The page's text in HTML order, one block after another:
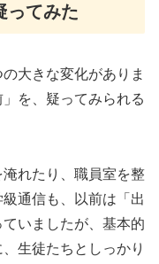
ってみた
大きな変化がありま
を、疑ってみられる
れたり、職員室を整
通信も、以前は「出
いましたが、基本的
生徒たちとしっかり